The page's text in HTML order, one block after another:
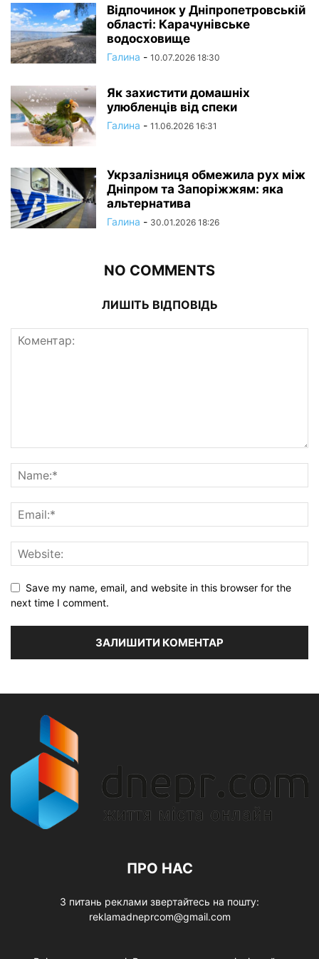
Відпочинок у Дніпропетровській
області: Карачунівське
водосховище
Галина - 10.07.2026 18:30
Як захистити домашніх
улюбленців від спеки
Галина - 11.06.2026 16:31
Укрзалізниця обмежила рух між
Дніпром та Запоріжжям: яка
альтернатива
Галина - 30.01.2026 18:26
NO COMMENTS
ЛИШІТЬ ВІДПОВІДЬ
Save my name, email, and website in this browser for the
next time I comment.
ПРО НАС
З питань реклами звертайтесь на пошту:
reklamadneprcom@gmail.com